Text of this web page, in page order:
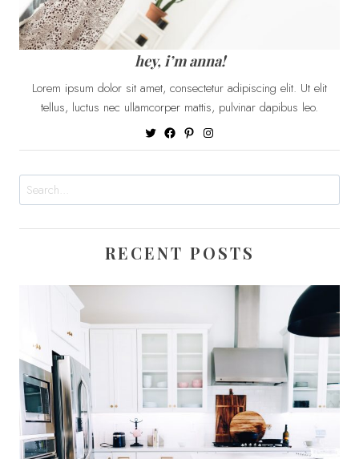
hey, i’m anna!
Lorem ipsum dolor sit amet, consectetur adipiscing elit. Ut elit
tellus, luctus nec ullamcorper mattis, pulvinar dapibus leo.
TwitterFacebook
PinterestInstagram
RECENT POSTS